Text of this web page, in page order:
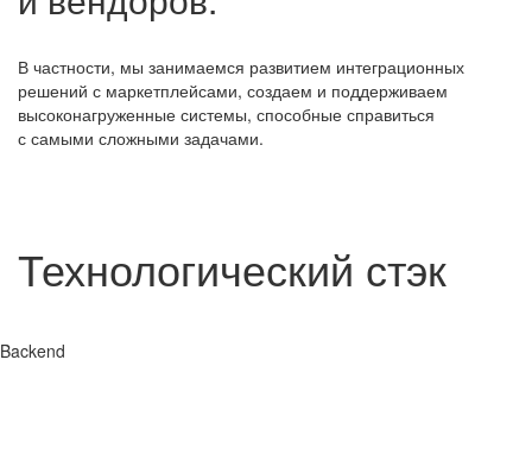
В частности, мы занимаемся развитием интеграционных
решений с маркетплейсами, создаем и поддерживаем
высоконагруженные системы, способные справиться
с самыми сложными задачами.
Технологический стэк
Backend